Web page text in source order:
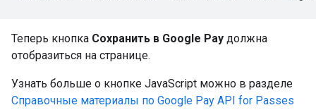
Теперь кнопка Сохранить в Google Pay должна
отобразиться на странице.
Узнать больше о кнопке JavaScript можно в разделе
Справочные материалы по Google Pay API for Passes